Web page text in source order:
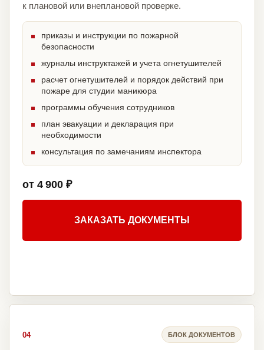
к плановой или внеплановой проверке.
приказы и инструкции по пожарной
безопасности
журналы инструктажей и учета огнетушителей
расчет огнетушителей и порядок действий при
пожаре для студии маникюра
программы обучения сотрудников
план эвакуации и декларация при
необходимости
консультация по замечаниям инспектора
от 4 900 ₽
ЗАКАЗАТЬ ДОКУМЕНТЫ
04 БЛОК ДОКУМЕНТОВ